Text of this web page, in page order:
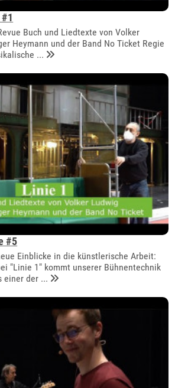
Buch und Liedtexte von Volker
Heymann und der Band No Ticket Regie
...
#5
Einblicke in die künstlerische Arbeit:
"Linie 1" kommt unserer Bühnentechnik
einer der ...